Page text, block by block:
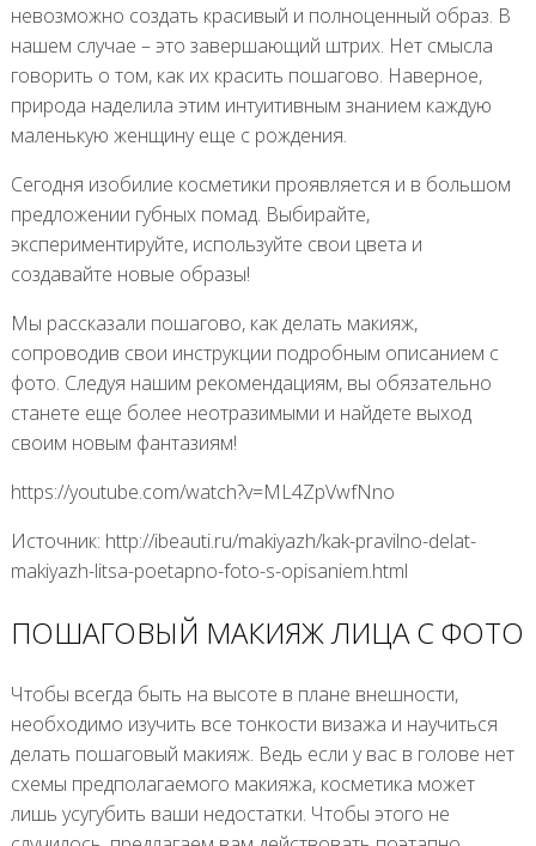
невозможно создать красивый и полноценный образ. В
нашем случае – это завершающий штрих. Нет смысла
говорить о том, как их красить пошагово. Наверное,
природа наделила этим интуитивным знанием каждую
маленькую женщину еще с рождения.
Сегодня изобилие косметики проявляется и в большом
предложении губных помад. Выбирайте,
экспериментируйте, используйте свои цвета и
создавайте новые образы!
Мы рассказали пошагово, как делать макияж,
сопроводив свои инструкции подробным описанием с
фото. Следуя нашим рекомендациям, вы обязательно
станете еще более неотразимыми и найдете выход
своим новым фантазиям!
https://youtube.com/watch?v=ML4ZpVwfNno
Источник: http://ibeauti.ru/makiyazh/kak-pravilno-delat-
makiyazh-litsa-poetapno-foto-s-opisaniem.html
ПОШАГОВЫЙ МАКИЯЖ ЛИЦА С ФОТО
Чтобы всегда быть на высоте в плане внешности,
необходимо изучить все тонкости визажа и научиться
делать пошаговый макияж. Ведь если у вас в голове нет
схемы предполагаемого макияжа, косметика может
лишь усугубить ваши недостатки. Чтобы этого не